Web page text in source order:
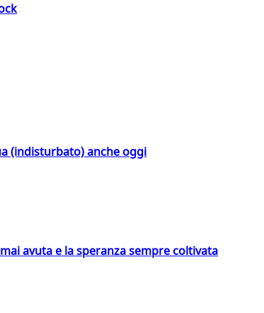
(indisturbato) anche oggi
avuta e la speranza sempre coltivata